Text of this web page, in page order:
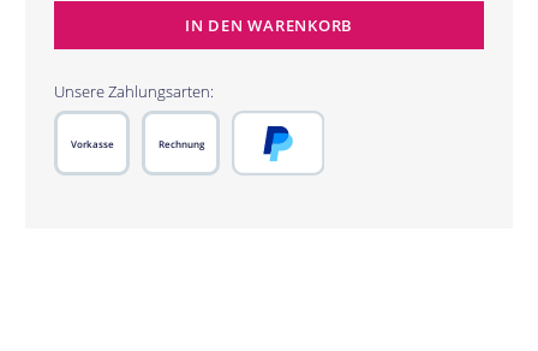
IN DEN WARENKORB
Unsere Zahlungsarten:
Rechnung
Vorkasse